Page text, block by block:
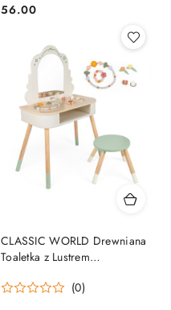
Cena:
56.00
CLASSIC WORLD Drewniana
Toaletka z Lustrem
Pastelowa
(0)